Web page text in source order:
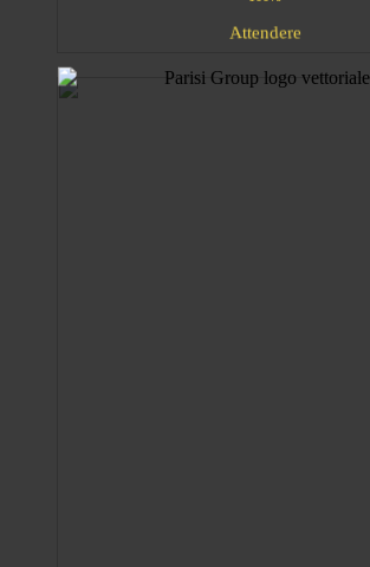
Attendere